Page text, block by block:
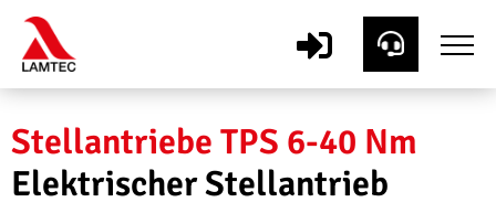
Stellantriebe TPS 6-40 Nm
Elektrischer Stellantrieb